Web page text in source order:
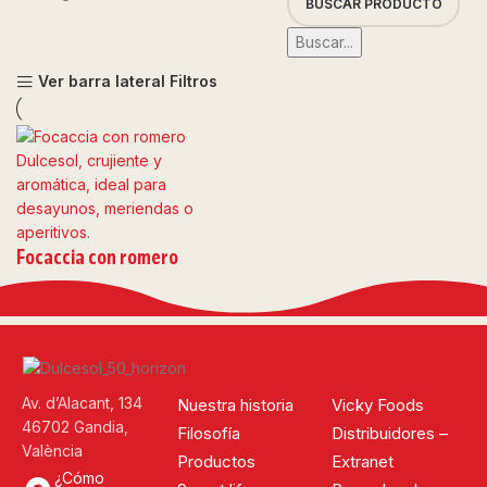
Buscar...
Ver barra lateral Filtros
Focaccia con romero
Av. d’Alacant, 134
46702 Gandia,
València
¿Cómo
Nuestra historia
Filosofía
Productos
Vicky Foods
Distribuidores –
Extranet